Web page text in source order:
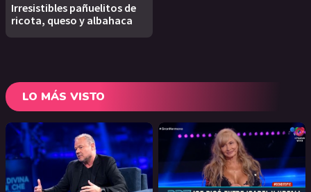
Irresistibles pañuelitos de
ricota, queso y albahaca
LO MÁS VISTO